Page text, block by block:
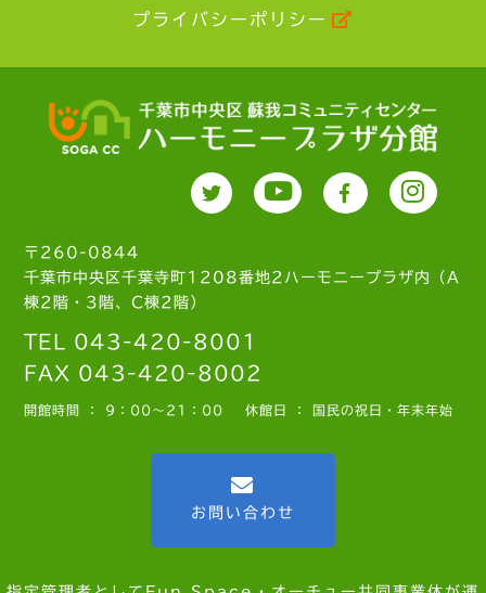
プライバシーポリシー
〒260-0844
千葉市中央区千葉寺町1208番地2ハーモニープラザ内（A
棟2階・3階、C棟2階）
TEL 043-420-8001
FAX 043-420-8002
開館時間 ： 9：00～21：00 休館日 ： 国民の祝日・年末年始
お問い合わせ